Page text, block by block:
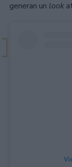
generan un look